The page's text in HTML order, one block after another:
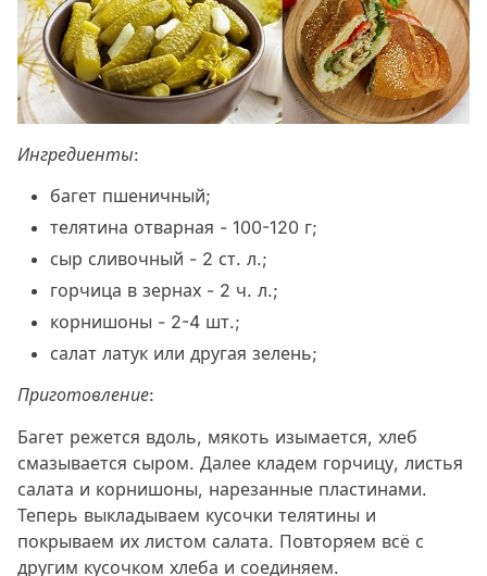
Ингредиенты:
багет пшеничный;
телятина отварная - 100-120 г;
сыр сливочный - 2 ст. л.;
горчица в зернах - 2 ч. л.;
корнишоны - 2-4 шт.;
салат латук или другая зелень;
Приготовление:
Багет режется вдоль, мякоть изымается, хлеб
смазывается сыром. Далее кладем горчицу, листья
салата и корнишоны, нарезанные пластинами.
Теперь выкладываем кусочки телятины и
покрываем их листом салата. Повторяем всё с
другим кусочком хлеба и соединяем.